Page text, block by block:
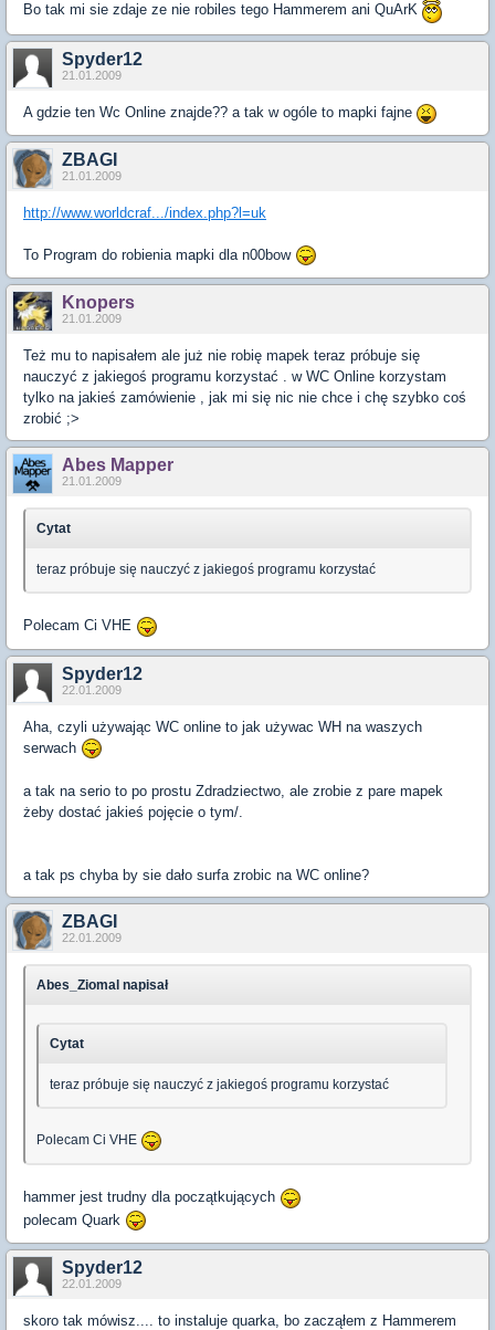
Bo tak mi sie zdaje ze nie robiles tego Hammerem ani QuArK
Spyder12
21.01.2009
A gdzie ten Wc Online znajde?? a tak w ogóle to mapki fajne
ZBAGI
21.01.2009
http://www.worldcraf.../index.php?l=uk
To Program do robienia mapki dla n00bow
Knopers
21.01.2009
Też mu to napisałem ale już nie robię mapek teraz próbuje się
nauczyć z jakiegoś programu korzystać . w WC Online korzystam
tylko na jakieś zamówienie , jak mi się nic nie chce i chę szybko coś
zrobić ;>
Abes Mapper
21.01.2009
Cytat
teraz próbuje się nauczyć z jakiegoś programu korzystać
Polecam Ci VHE
Spyder12
22.01.2009
Aha, czyli używając WC online to jak używac WH na waszych
serwach
a tak na serio to po prostu Zdradziectwo, ale zrobie z pare mapek
żeby dostać jakieś pojęcie o tym/.
a tak ps chyba by sie dało surfa zrobic na WC online?
ZBAGI
22.01.2009
Abes_Ziomal napisał
Cytat
teraz próbuje się nauczyć z jakiegoś programu korzystać
Polecam Ci VHE
hammer jest trudny dla początkujących
polecam Quark
Spyder12
22.01.2009
skoro tak mówisz.... to instaluje quarka, bo zacząłem z Hammerem